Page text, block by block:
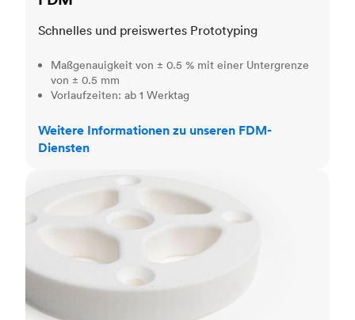
Schnelles und preiswertes Prototyping
Maßgenauigkeit von ± 0.5 % mit einer Untergrenze
von ± 0.5 mm
Vorlaufzeiten: ab 1 Werktag
Weitere Informationen zu unseren FDM-
Diensten